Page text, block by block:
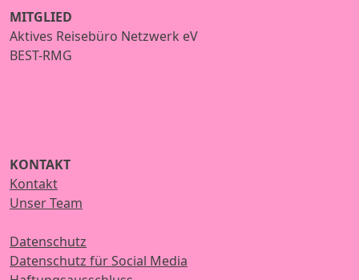
MITGLIED
Aktives Reisebüro Netzwerk eV
BEST-RMG
KONTAKT
Kontakt
Unser Team
Datenschutz
Datenschutz für Social Media